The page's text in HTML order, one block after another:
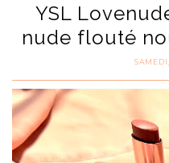
YSL
nude flouté